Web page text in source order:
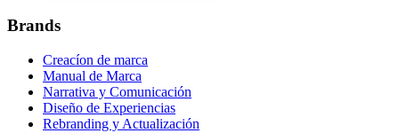
Brands
Creacíon de marca
Manual de Marca
Narrativa y Comunicación
Diseño de Experiencias
Rebranding y Actualización